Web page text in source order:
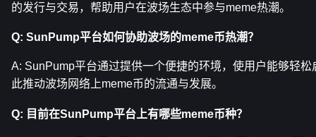
的发行与交易，帮助用户在波场生态中参与meme热潮。
Q: SunPump平台如何协助波场的meme币热潮？
A: SunPump平台通过提供一个便捷的环境，使用户能够轻
此推动波场网络上meme币的流通与发展。
Q: 目前在SunPump平台上有哪些meme币种？